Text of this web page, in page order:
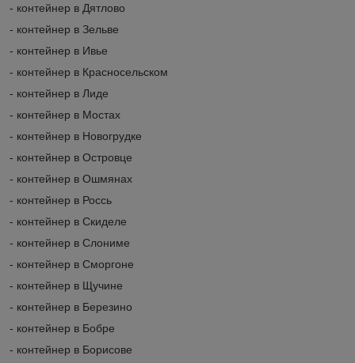
- контейнер в Дятлово
- контейнер в Зельве
- контейнер в Ивье
- контейнер в Красносельском
- контейнер в Лиде
- контейнер в Мостах
- контейнер в Новогрудке
- контейнер в Островце
- контейнер в Ошмянах
- контейнер в Россь
- контейнер в Скиделе
- контейнер в Слониме
- контейнер в Сморгоне
- контейнер в Щучине
- контейнер в Березино
- контейнер в Бобре
- контейнер в Борисове